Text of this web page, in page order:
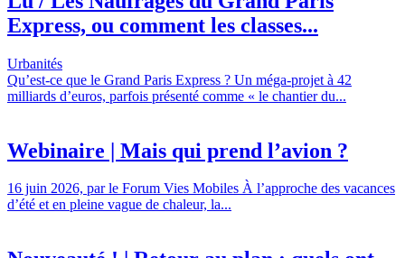
Express, ou comment les classes...
Urbanités
Qu’est-ce que le Grand Paris Express ? Un méga-projet à 42
milliards d’euros, parfois présenté comme « le chantier du...
Webinaire | Mais qui prend l’avion ?
16 juin 2026, par le Forum Vies Mobiles À l’approche des vacances
d’été et en pleine vague de chaleur, la...